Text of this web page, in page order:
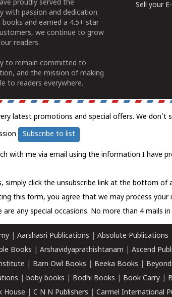
proudly served the
with passion and dedication.
books and earned a 4.5+ star
we continue to grow
readers.
to remain committed to
and the mission of making
to readers everywhere.
Sell your
latest promotions and special offers. We don't
Subscribe to list
with me via email using the information I have
click the unsubscribe link at the bottom of
this form, you agree that we may process
any special occasions. No more than 4 mails
Aarshasri Publications Absolute Publications
Books Arshavidyaprathishtanam Ascend
Barn Owl Books Beeka Books
boby books Bodhi Books Book Carry
House C N N Publishers Carmel International